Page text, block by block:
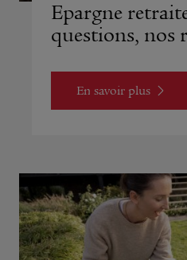
Epargne
questions, nos
En savoir plus